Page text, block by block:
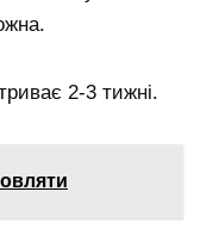
2-3 тижні.